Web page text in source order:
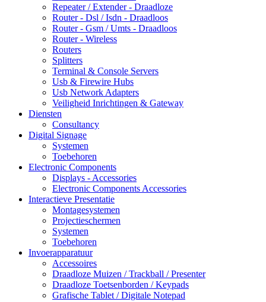
Repeater / Extender - Draadloze
Router - Dsl / Isdn - Draadloos
Router - Gsm / Umts - Draadloos
Router - Wireless
Routers
Splitters
Terminal & Console Servers
Usb & Firewire Hubs
Usb Network Adapters
Veiligheid Inrichtingen & Gateway
Diensten
Consultancy
Digital Signage
Systemen
Toebehoren
Electronic Components
Displays - Accessories
Electronic Components Accessories
Interactieve Presentatie
Montagesystemen
Projectieschermen
Systemen
Toebehoren
Invoerapparatuur
Accessoires
Draadloze Muizen / Trackball / Presenter
Draadloze Toetsenborden / Keypads
Grafische Tablet / Digitale Notepad